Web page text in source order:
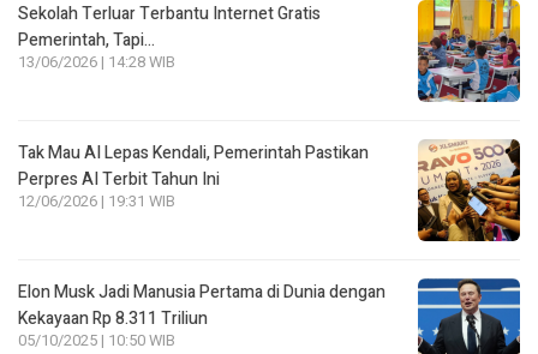
Sekolah Terluar Terbantu Internet Gratis
Pemerintah, Tapi…
13/06/2026 | 14:28 WIB
Tak Mau AI Lepas Kendali, Pemerintah Pastikan
Perpres AI Terbit Tahun Ini
12/06/2026 | 19:31 WIB
Elon Musk Jadi Manusia Pertama di Dunia dengan
Kekayaan Rp 8.311 Triliun
05/10/2025 | 10:50 WIB